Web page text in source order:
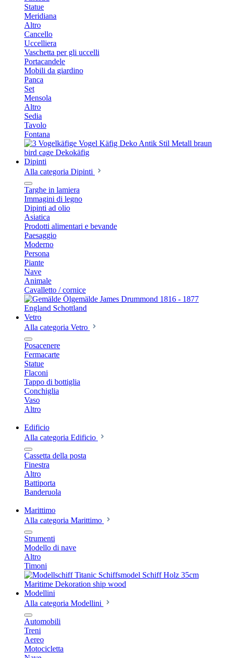
Statue
Meridiana
Altro
Cancello
Uccelliera
Vaschetta per gli uccelli
Portacandele
Mobili da giardino
Panca
Set
Mensola
Altro
Sedia
Tavolo
Fontana
Dipinti
Alla categoria Dipinti
Targhe in lamiera
Immagini di legno
Dipinti ad olio
Asiatica
Prodotti alimentari e bevande
Paesaggio
Moderno
Persona
Piante
Nave
Animale
Cavalletto / cornice
Vetro
Alla categoria Vetro
Posacenere
Fermacarte
Statue
Flaconi
Tappo di bottiglia
Conchiglia
Vaso
Altro
Edificio
Alla categoria Edificio
Cassetta della posta
Finestra
Altro
Battiporta
Banderuola
Marittimo
Alla categoria Marittimo
Strumenti
Modello di nave
Altro
Timoni
Modellini
Alla categoria Modellini
Automobili
Treni
Aereo
Motocicletta